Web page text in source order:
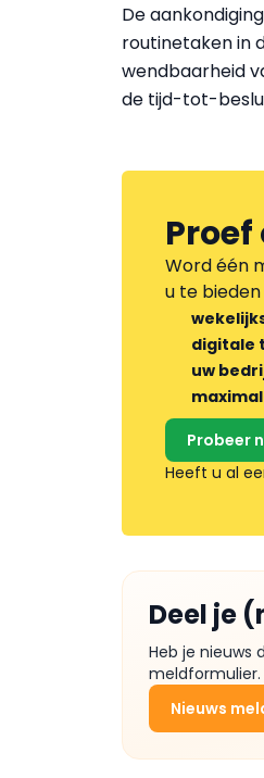
De
routinetaken in
wendbaarheid
de tijd-tot-
Proef
Word één
u te
digitale
uw
Probeer
Heeft u al
Deel je
Heb je nieuws
meldformulier.
Nieuws